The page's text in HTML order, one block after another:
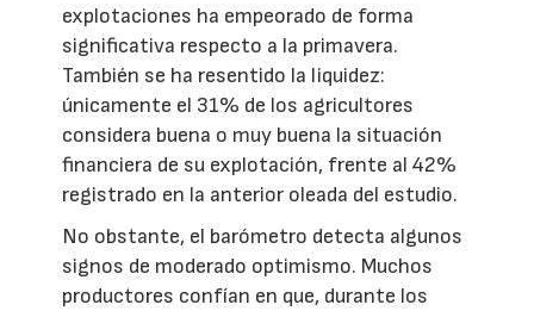
explotaciones ha empeorado de forma
significativa respecto a la primavera.
También se ha resentido la liquidez:
únicamente el 31% de los agricultores
considera buena o muy buena la situación
financiera de su explotación, frente al 42%
registrado en la anterior oleada del estudio.
No obstante, el barómetro detecta algunos
signos de moderado optimismo. Muchos
productores confían en que, durante los